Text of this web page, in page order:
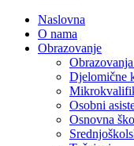
Naslovna
O nama
Obrazovanje
Djelomične
Osobni
Osnovna